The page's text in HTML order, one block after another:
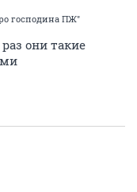
господина ПЖ"
они такие